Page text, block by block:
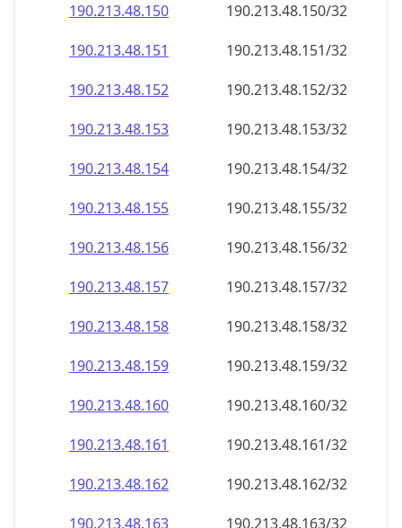
190.213.48.150
190.213.48.150/32
190.213.48.151
190.213.48.151/32
190.213.48.152
190.213.48.152/32
190.213.48.153
190.213.48.153/32
190.213.48.154
190.213.48.154/32
190.213.48.155
190.213.48.155/32
190.213.48.156
190.213.48.156/32
190.213.48.157
190.213.48.157/32
190.213.48.158
190.213.48.158/32
190.213.48.159
190.213.48.159/32
190.213.48.160
190.213.48.160/32
190.213.48.161
190.213.48.161/32
190.213.48.162
190.213.48.162/32
190.213.48.163
190.213.48.163/32